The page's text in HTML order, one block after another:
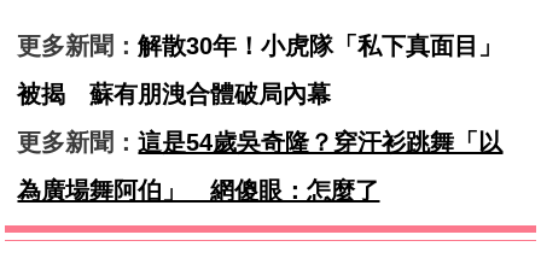
更多新聞：解散30年！小虎隊「私下真面目」
被揭 蘇有朋洩合體破局內幕
更多新聞：這是54歲吳奇隆？穿汗衫跳舞「以
為廣場舞阿伯」 網傻眼：怎麼了